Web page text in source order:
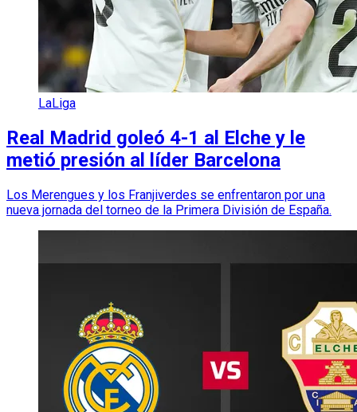
LaLiga
Real Madrid goleó 4-1 al Elche y le
metió presión al líder Barcelona
Los Merengues y los Franjiverdes se enfrentaron por una
nueva jornada del torneo de la Primera División de España.